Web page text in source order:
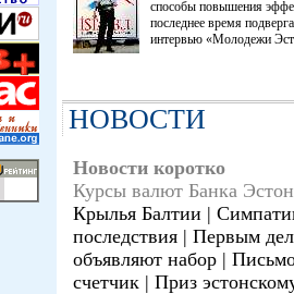
способы повышения
последнее время
интервью «Молодежи
НОВОСТИ
Новости коротко
Куpсы валют Банка
Крылья Балтии |
последствия | Первым
объявляют набор |
счетчик | Приз